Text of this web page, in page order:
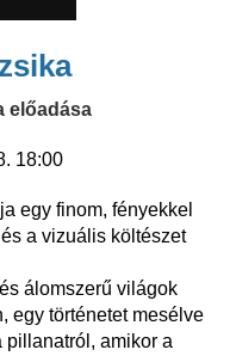
előadása
. 18:00
egy finom, fényekkel
a vizuális költészet
álomszerű világok
egy történetet mesélve
pillanatról, amikor a